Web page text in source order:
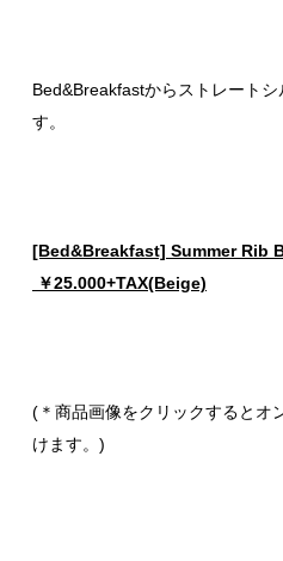
Bed&Breakfastからストレート
す。
[Bed&Breakfast] Summer Rib
￥25.000+TAX(Beige)
(＊商品画像をクリックするとオ
けます。)